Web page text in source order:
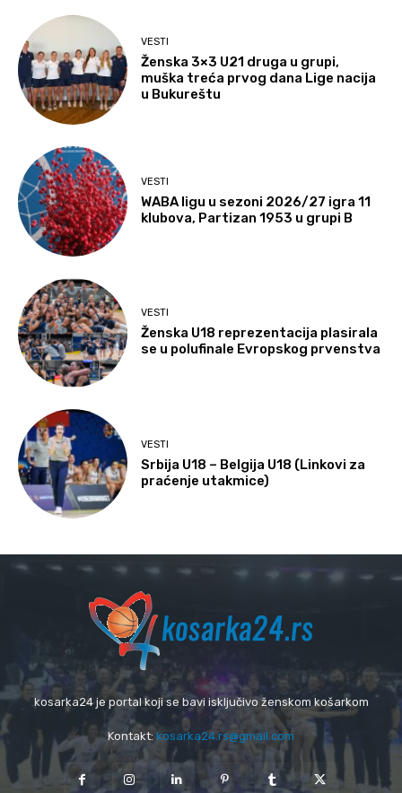
VESTI
Ženska 3×3 U21 druga u grupi,
muška treća prvog dana Lige nacija
u Bukureštu
VESTI
WABA ligu u sezoni 2026/27 igra 11
klubova, Partizan 1953 u grupi B
VESTI
Ženska U18 reprezentacija plasirala
se u polufinale Evropskog prvenstva
VESTI
Srbija U18 – Belgija U18 (Linkovi za
praćenje utakmice)
kosarka24 je portal koji se bavi isključivo ženskom košarkom
Kontakt: kosarka24.rs@gmail.com